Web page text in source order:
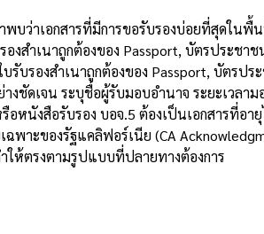
บว่าเอกสารที่มีการขอรับรองบ่อยที่สุดใน
งสำเนาถูกต้องของ Passport, บัตรประช
รับรองสำเนาถูกต้องของ Passport, บัตร
ชัดเจน ระบุชื่อผู้รับมอบอำนาจ ระยะเวล
หนังสือรับรอง บอจ.5 ต้องเป็นเอกสารที่
าะของรัฐแคลิฟอร์เนีย (CA
ห้ตรงตามรูปแบบที่ปลายทางต้องการ